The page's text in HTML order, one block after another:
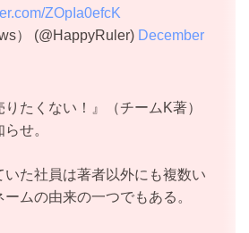
ZOpIa0efcK
） (@HappyRuler) December
たくない！』（チームK著）
せ。
いた社員は著者以外にも複数い
ムの由来の一つでもある。